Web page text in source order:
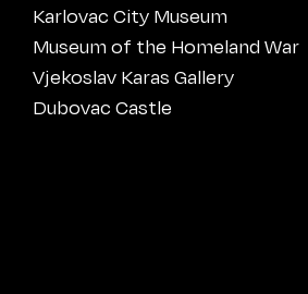
Karlovac City Museum
Museum of the Homeland War
Vjekoslav Karas Gallery
Dubovac Castle